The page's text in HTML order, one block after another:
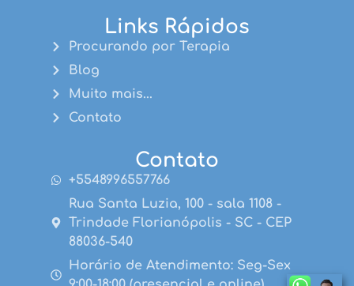
Links Rápidos
Procurando por Terapia
Blog
Muito mais...
Contato
Contato
+5548996557766
Rua Santa Luzia, 100 - sala 1108 -
Trindade Florianópolis - SC - CEP
88036-540
Horário de Atendimento: Seg-Sex